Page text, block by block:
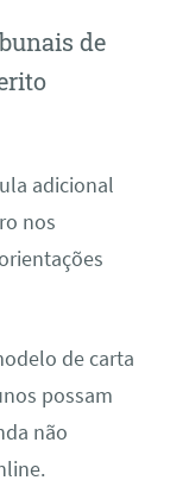
de
adicional
nos
de carta
possam
não